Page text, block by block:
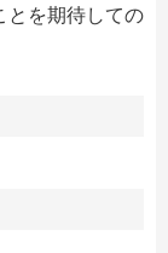
とを期待しての